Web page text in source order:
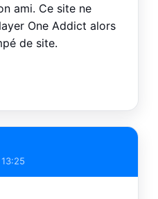
ami. Ce site ne
One Addict alors
de site.